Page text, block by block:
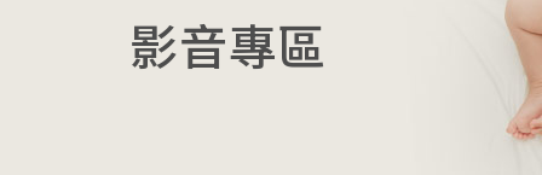
影音專區